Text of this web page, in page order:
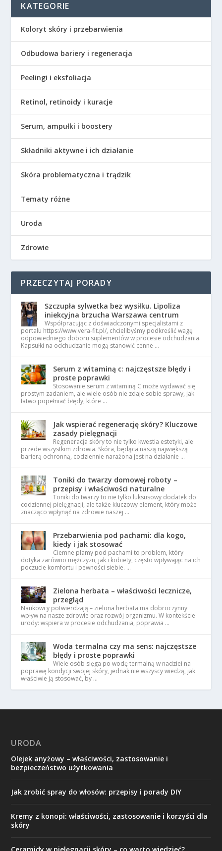
KATEGORIE
Koloryt skóry i przebarwienia
Odbudowa bariery i regeneracja
Peelingi i eksfoliacja
Retinol, retinoidy i kuracje
Serum, ampułki i boostery
Składniki aktywne i ich działanie
Skóra problematyczna i trądzik
Tematy różne
Uroda
Zdrowie
PRZECZYTAJ PORADY
Szczupła sylwetka bez wysiłku. Lipoliza
iniekcyjna brzucha Warszawa centrum
Współpracując z doświadczonymi specjalistami z
portalu https://www.vera-fit.pl/, chcielibyśmy podkreślić wagę
odpowiedniego doboru suplementów w procesie odchudzania.
Kapsułki na odchudzanie mogą stanowić cenne …
Serum z witaminą c: najczęstsze błędy i
proste poprawki
Stosowanie serum z witaminą C może wydawać się
prostym zadaniem, ale wiele osób nie zdaje sobie sprawy, jak
łatwo popełniać błędy, które …
Jak wspierać regenerację skóry? Kluczowe
zasady pielęgnacji
Regeneracja skóry to nie tylko kwestia estetyki, ale
przede wszystkim zdrowia. Skóra, będąca naszą największą
barierą ochronną, codziennie narażona jest na działanie …
Toniki do twarzy domowej roboty –
przepisy i właściwości naturalne
Toniki do twarzy to nie tylko luksusowy dodatek do
codziennej pielęgnacji, ale także kluczowy element, który może
znacząco wpłynąć na zdrowie naszej …
Przebarwienia pod pachami: dla kogo,
kiedy i jak stosować
Ciemne plamy pod pachami to problem, który
dotyka zarówno mężczyzn, jak i kobiety, często wpływając na ich
poczucie komfortu i pewności siebie. …
Zielona herbata – właściwości lecznicze,
przegląd
Naukowcy potwierdzają – zielona herbata ma dobroczynny
wpływ na nasze zdrowie oraz rozwój organizmu. W kontekście
urody: wspiera w procesie odchudzania, poprawia …
Woda termalna czy ma sens: najczęstsze
błędy i proste poprawki
Wiele osób sięga po wodę termalną w nadziei na
poprawę kondycji swojej skóry, jednak nie wszyscy wiedzą, jak
właściwie ją stosować, by …
URODA
Olejek anyżowy – właściwości, zastosowanie i
bezpieczeństwo użytkowania
Jak zrobić spray do włosów: przepisy i porady DIY
Kremy z konopi: właściwości, zastosowanie i korzyści dla
skóry